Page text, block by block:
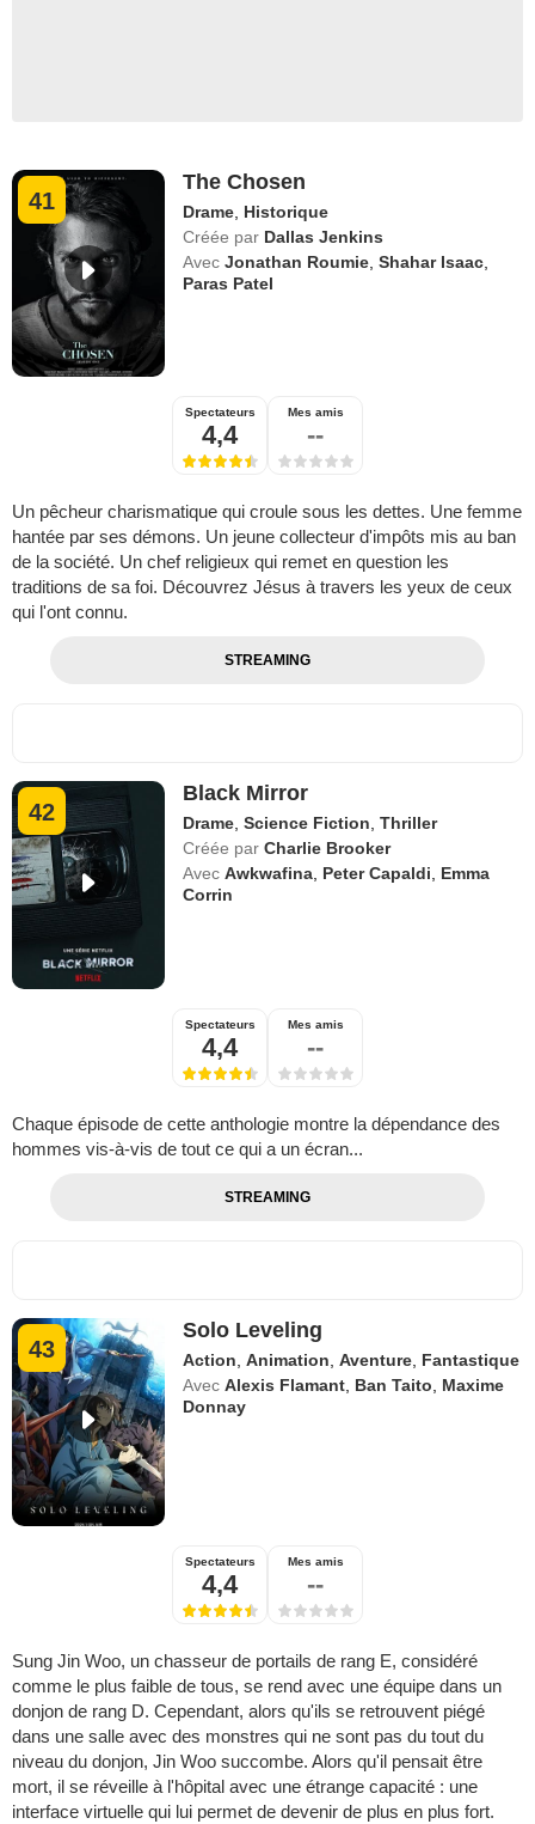
41
The Chosen
Drame Historique
Créée par Dallas Jenkins
Avec Jonathan Roumie ,Shahar Isaac
Paras Patel
Spectateurs
4,4
Mes amis
--
Un pêcheur charismatique qui croule sous les dettes. Une femme
hantée par ses démons. Un jeune collecteur d'impôts mis au ban
de la société. Un chef religieux qui remet en question les
traditions de sa foi. Découvrez Jésus à travers les yeux de ceux
qui l'ont connu.
STREAMING
42
Black Mirror
Drame,Science Fiction,Thriller
Créée par Charlie Brooker
Avec Awkwafina, Peter Capaldi, Emma
Corrin
Spectateurs
4,4
Mes amis
--
Chaque épisode de cette anthologie montre la dépendance des
hommes vis-à-vis de tout ce qui a un écran...
STREAMING
43
Solo Leveling
Action,Animation,Aventure, Fantastique
Avec Alexis Flamant, Ban Taito, Maxime
Donnay
Spectateurs
4,4
Mes amis
--
Sung Jin Woo, un chasseur de portails de rang E, considéré
comme le plus faible de tous, se rend avec une équipe dans un
donjon de rang D. Cependant, alors qu'ils se retrouvent piégé
dans une salle avec des monstres qui ne sont pas du tout du
niveau du donjon, Jin Woo succombe. Alors qu'il pensait être
mort, il se réveille à l'hôpital avec une étrange capacité : une
interface virtuelle qui lui permet de devenir de plus en plus fort.